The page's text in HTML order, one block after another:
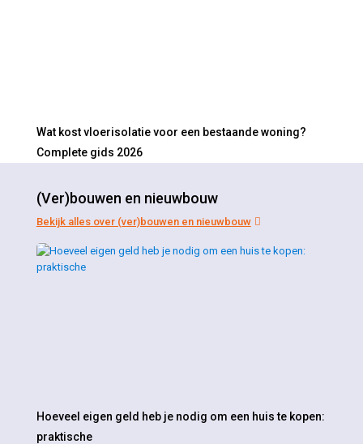
Wat kost vloerisolatie voor een bestaande woning?
Complete gids 2026
(Ver)bouwen en nieuwbouw
Bekijk alles over (ver)bouwen en nieuwbouw
Hoeveel eigen geld heb je nodig om een huis te kopen:
praktische